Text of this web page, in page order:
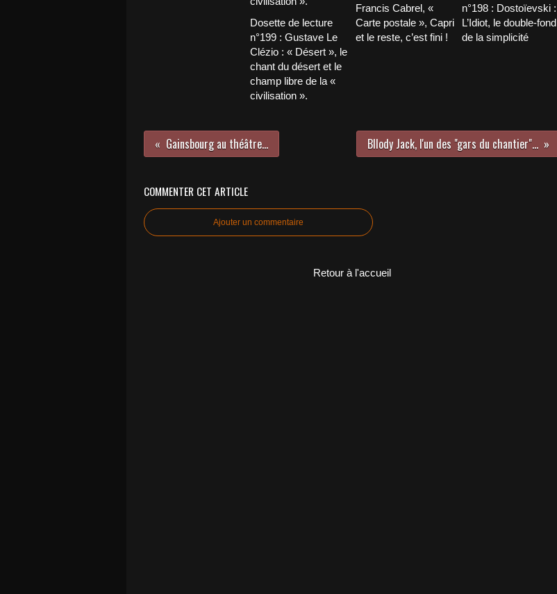
Dosette de lecture
n°199 : Gustave Le
Clézio : « Désert », le
chant du désert et le
champ libre de la «
civilisation ».
Francis Cabrel, «
Carte postale », Capri
et le reste, c’est fini !
n°198 : Dostoïevski :
L’Idiot, le double-fond
de la simplicité
Gainsbourg au théâtre... Bllody Jack, l'un des "gars du chantier"...
COMMENTER CET ARTICLE
Ajouter un commentaire
Retour à l'accueil